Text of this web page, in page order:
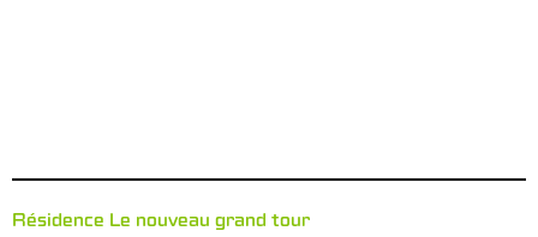
Résidence Le nouveau grand tour